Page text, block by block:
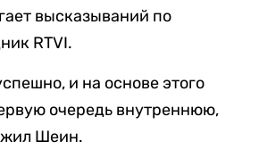
высказываний по
RTVI.
и на основе этого
очередь внутреннюю,
Шеин.